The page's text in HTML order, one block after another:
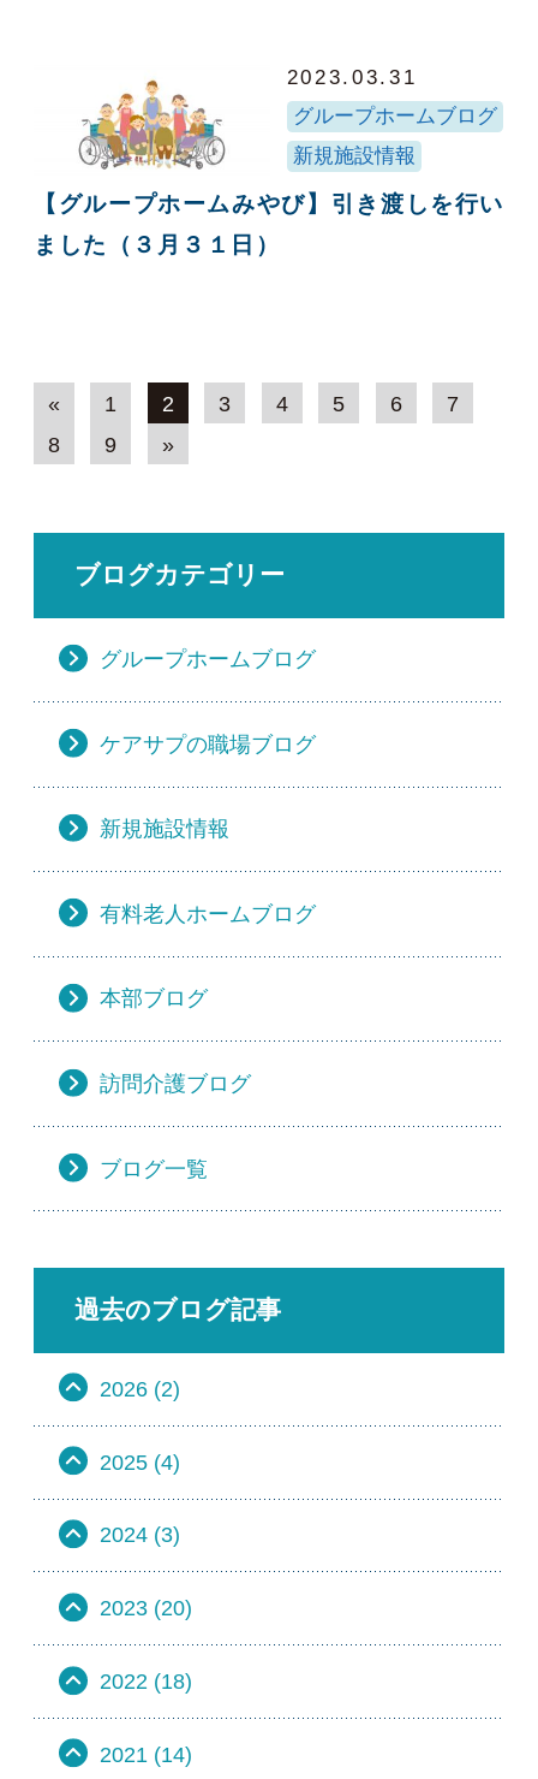
2023.03.31
グループホームブログ
新規施設情報
【グループホームみやび】引き渡しを行い
ました（３月３１日）
« 1 2 3 4 5 6
7
8
9 »
ブログカテゴリー
グループホームブログ
ケアサプの職場ブログ
新規施設情報
有料老人ホームブログ
本部ブログ
訪問介護ブログ
ブログ一覧
過去のブログ記事
2026 (2)
2025 (4)
2024 (3)
2023 (20)
2022 (18)
2021 (14)